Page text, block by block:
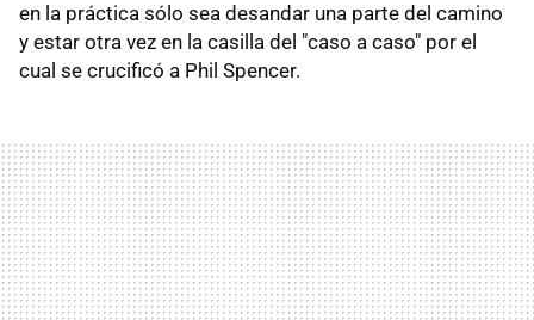
en la práctica sólo sea desandar una parte del camino
y estar otra vez en la casilla del "caso a caso" por el
cual se crucificó a Phil Spencer.